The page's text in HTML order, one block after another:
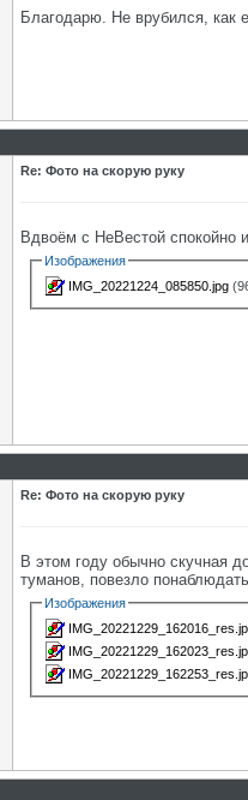
Благодарю. Не врубился, как
Re: Фото на скорую руку
Вдвоём с НеВестой спокойно
Изображения
IMG_20221224_085850.jpg
Re: Фото на скорую руку
В этом году обычно скучная
туманов, повезло
Изображения